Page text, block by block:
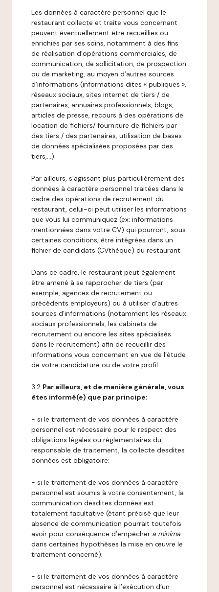
Les données à caractère personnel que le
restaurant collecte et traite vous concernant
peuvent éventuellement être recueillies ou
enrichies par ses soins, notamment à des fins
de réalisation d’opérations commerciales, de
communication, de sollicitation, de prospection
ou de marketing, au moyen d’autres sources
d’informations (informations dites « publiques »,
réseaux sociaux, sites internet de tiers / de
partenaires, annuaires professionnels, blogs,
articles de presse, recours à des opérations de
location de fichiers/ fourniture de fichiers par
des tiers / des partenaires, utilisation de bases
de données spécialisées proposées par des
tiers,…).
Par ailleurs, s’agissant plus particulièrement des
données à caractère personnel traitées dans le
cadre des opérations de recrutement du
restaurant, celui-ci peut utiliser les informations
que vous lui communiquez (ex: informations
mentionnées dans votre CV) qui pourront, sous
certaines conditions, être intégrées dans un
fichier de candidats (CVthèque) du restaurant.
Dans ce cadre, le restaurant peut également
être amené à se rapprocher de tiers (par
exemple, agences de recrutement ou
précédents employeurs) ou à utiliser d’autres
sources d’informations (notamment les réseaux
sociaux professionnels, les cabinets de
recrutement ou encore les sites spécialisés
dans le recrutement) afin de recueillir des
informations vous concernant en vue de l’étude
de votre candidature ou de votre profil.
3.2 Par ailleurs, et de manière générale, vous
êtes informé(e) que par principe:
- si le traitement de vos données à caractère
personnel est nécessaire pour le respect des
obligations légales ou réglementaires du
responsable de traitement, la collecte desdites
données est obligatoire;
- si le traitement de vos données à caractère
personnel est soumis à votre consentement, la
communication desdites données est
totalement facultative (étant précisé que leur
absence de communication pourrait toutefois
avoir pour conséquence d’empêcher a minima
dans certaines hypothèses la mise en œuvre le
traitement concerné);
- si le traitement de vos données à caractère
personnel est nécessaire à l’exécution d’un